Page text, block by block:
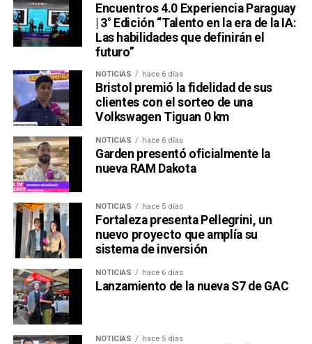
Encuentros 4.0 Experiencia Paraguay
| 3° Edición “Talento en la era de la IA:
Las habilidades que definirán el
futuro”
NOTICIAS hace 6 días
Bristol premió la fidelidad de sus
clientes con el sorteo de una
Volkswagen Tiguan 0 km
NOTICIAS hace 6 días
Garden presentó oficialmente la
nueva RAM Dakota
NOTICIAS hace 5 días
Fortaleza presenta Pellegrini, un
nuevo proyecto que amplía su
sistema de inversión
NOTICIAS hace 6 días
Lanzamiento de la nueva S7 de GAC
NOTICIAS hace 5 días